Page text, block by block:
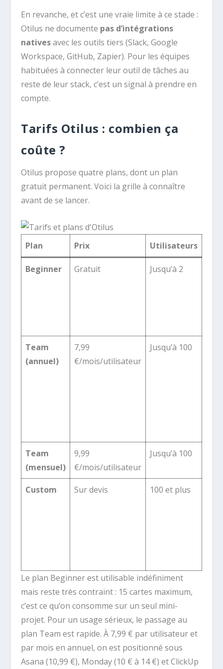
En revanche, et c’est une vraie limite à ce stade :
Otilus ne documente pas d’intégrations
nativesavec les outils tiers (Slack, Google
Workspace, GitHub, Zapier). Pour les équipes
habituées à connecter leur outil de tâches au
reste de leur stack, c’est un signal à prendre en
compte.
Tarifs Otilus : combien ça
coûte ?
Otilus propose quatre plans, dont un plan
gratuit permanent. Voici la grille à connaître
avant de se lancer.
Plan Prix Utilisateurs
Beginner Gratuit Jusqu’à 2
Team
(annuel)
7,99
€/mois/utilisateur
Jusqu’à 100
Team
(mensuel)
9,99
€/mois/utilisateur
Jusqu’à 100
Custom Sur devis 100 et plus
Le plan Beginner est utilisable indéfiniment
mais reste très contraint : 15 cartes maximum,
c’est ce qu’on consomme sur un seul mini-
projet. Pour un usage sérieux, le passage au
plan Team est rapide. À 7,99 € par utilisateur et
par mois en annuel, on est positionné sous
Asana (10,99 €), Monday (10 € à 14 €) et ClickUp